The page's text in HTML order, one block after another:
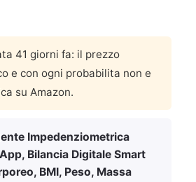
41 giorni fa: il prezzo
e con ogni probabilita non e
su Amazon.
Impedenziometrica
Bilancia Digitale Smart
BMI, Peso, Massa